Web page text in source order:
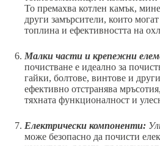
То премахва котлен камък,
други замърсители, които
топлина и ефективността на
Малки части и крепежни
почистване е идеално за
гайки, болтове, винтове и
ефективно отстранява
тяхната функционалност и
Електрически компоненти:
може безопасно да почисти